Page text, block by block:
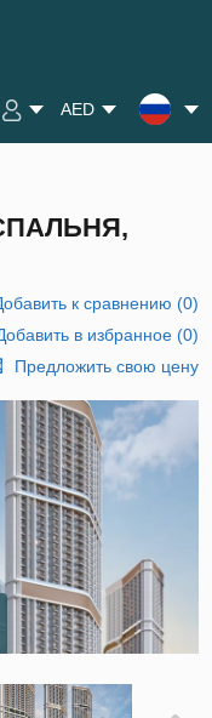
AED
к сравнению (0)
в избранное(0)
Предложить свою цену